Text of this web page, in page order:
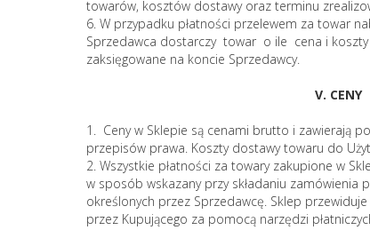
towarów, kosztów dostawy oraz terminu
6. W przypadku płatności przelewem za towar
Sprzedawca dostarczy towar o ile cena i koszty
zaksięgowane na koncie Sprzedawcy.
V. CENY
1. Ceny w Sklepie są cenami brutto i zawierają
przepisów prawa. Koszty dostawy towaru do
2. Wszystkie płatności za towary zakupione w
w sposób wskazany przy składaniu zamówienia
określonych przez Sprzedawcę. Sklep
przez Kupującego za pomocą narzędzi